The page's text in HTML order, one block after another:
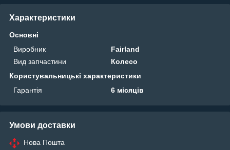
Характеристики
Основні
Виробник
Fairland
Вид запчастини
Колесо
Користувальницькі характеристики
Гарантія
6 місяців
Умови доставки
Нова Пошта